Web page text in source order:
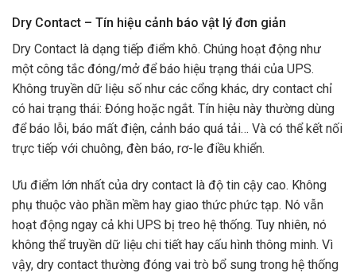
Dry Contact – Tín hiệu cảnh báo vật lý đơn giản
Dry Contact là dạng tiếp điểm khô. Chúng hoạt động như
một công tắc đóng/mở để báo hiệu trạng thái của UPS.
Không truyền dữ liệu số như các cổng khác, dry contact chỉ
có hai trạng thái: Đóng hoặc ngắt. Tín hiệu này thường dùng
để báo lỗi, báo mất điện, cảnh báo quá tải… Và có thể kết nối
trực tiếp với chuông, đèn báo, rơ-le điều khiển.
Ưu điểm lớn nhất của dry contact là độ tin cậy cao. Không
phụ thuộc vào phần mềm hay giao thức phức tạp. Nó vẫn
hoạt động ngay cả khi UPS bị treo hệ thống. Tuy nhiên, nó
không thể truyền dữ liệu chi tiết hay cấu hình thông minh. Vì
vậy, dry contact thường đóng vai trò bổ sung trong hệ thống